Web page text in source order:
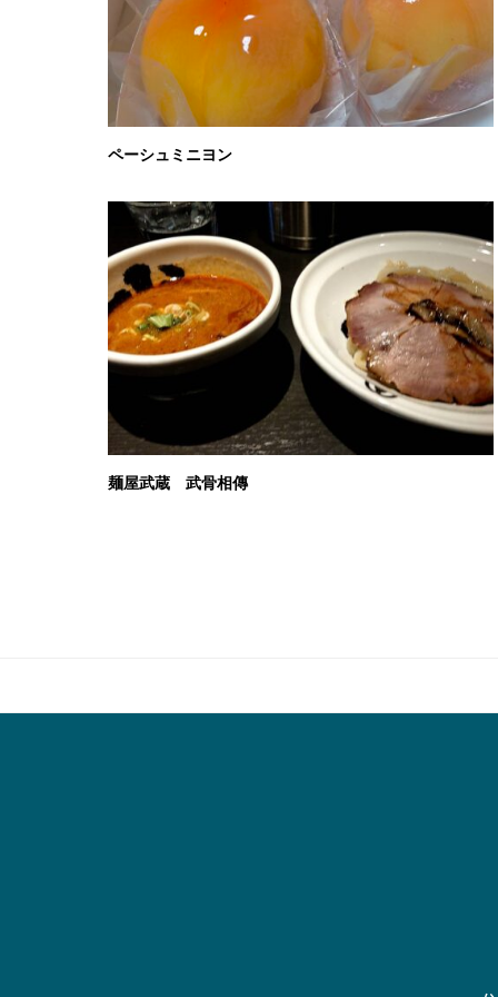
ペーシュミニヨン
麺屋武蔵 武骨相傳